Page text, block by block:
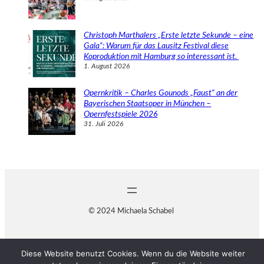
Christoph Marthalers „Erste letzte Sekunde – eine
Gala“: Warum für das Lausitz Festival diese
Koproduktion mit Hamburg so interessant ist.
1. August 2026
Opernkritik – Charles Gounods „Faust“ an der
Bayerischen Staatsoper in München –
Opernfestspiele 2026
31. Juli 2026
© 2024 Michaela Schabel
Diese Website benutzt Cookies. Wenn du die Website weiter